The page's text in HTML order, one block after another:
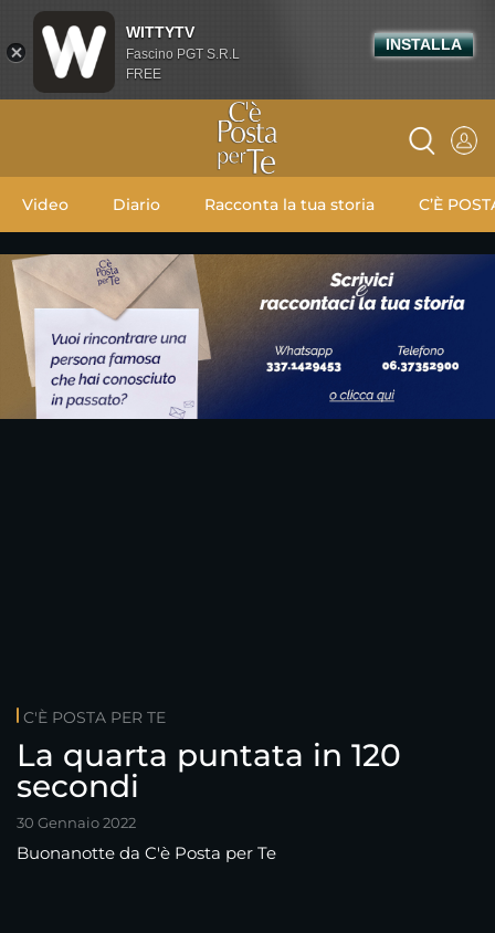
Video Diario Racconta la tua storia C’È
C'È POSTA PER TE
La quarta puntata in 120
secondi
30 Gennaio 2022
Buonanotte da C'è Posta per Te
WITTYTV
Fascino PGT S.R.L
FREE
INSTALLA